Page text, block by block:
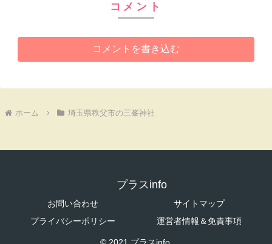
コメント
コメントを書き込む
ホーム 埼玉県秩父市の三峯神社
プラスinfo
お問い合わせ
サイトマップ
プライバシーポリシー
運営者情報＆免責事項